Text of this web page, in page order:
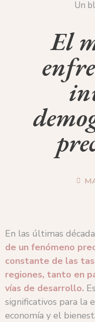
Un
El
En las últimas
de un fenómeno
constante de las
regiones, tanto en
vías de desarrollo.
significativos para la
economía y el